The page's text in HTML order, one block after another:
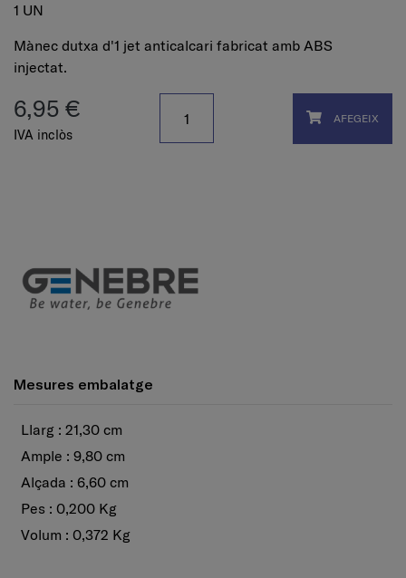
1 UN
Mànec dutxa d'1 jet anticalcari fabricat amb ABS
injectat.
6,95 €
IVA inclòs
AFEGEIX
Mesures embalatge
Llarg : 21,30 cm
Ample : 9,80 cm
Alçada : 6,60 cm
Pes : 0,200 Kg
Volum : 0,372 Kg